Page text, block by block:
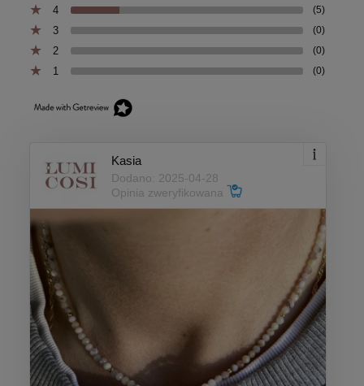
4 (5)
3 (0)
2 (0)
1 (0)
Kasia
Dodano: 2025-04-28
Opinia zweryfikowana